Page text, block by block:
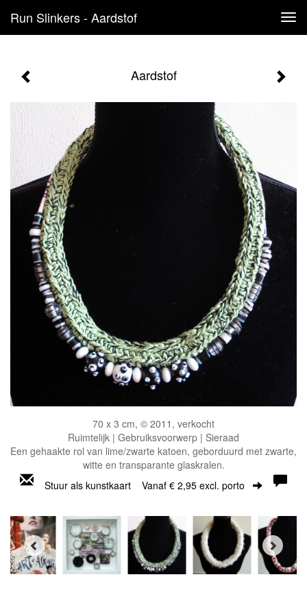
Run Slinkers - Aardstof
Aardstof
70 x 3 cm, © 2011, verkocht
Ruimtelijk | Gebruiksvoorwerp | Sieraad
Een gehaakte rol van lime/zwarte katoen, geborduurd met zwarte,
witte en transparante glaskralen.
Stuur als kunstkaart Vanaf € 2,95 excl. porto